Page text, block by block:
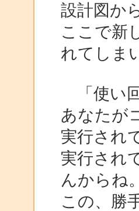
設計図か
ここで新
れてしま
「使い
あなたが
実行され
実行され
んからね。
この、勝